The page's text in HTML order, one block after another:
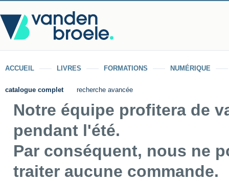
ACCUEIL LIVRES FORMATIONS NUMÉRIQUE
catalogue complet recherche avancée
Notre équipe profitera de
pendant l'été.
Par conséquent, nous ne
traiter aucune commande.